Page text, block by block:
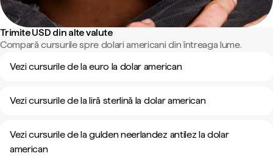
Trimite USD din alte valute
Compară cursurile spre dolari americani din întreaga lume.
Vezi cursurile de la euro la dolar american
Vezi cursurile de la liră sterlină la dolar american
Vezi cursurile de la gulden neerlandez antilez la dolar
american